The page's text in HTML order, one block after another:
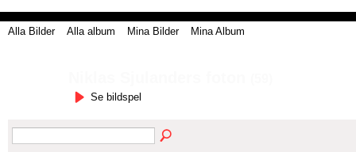
Alla Bilder Alla album Mina Bilder Mina Album
Se bildspel